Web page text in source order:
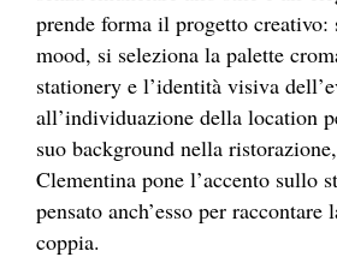
prende forma il progetto
mood, si seleziona la palette
stationery e l’identità visiva
all’individuazione della location
suo background nella
Clementina pone l’accento sullo
pensato anch’esso per raccontare
coppia.